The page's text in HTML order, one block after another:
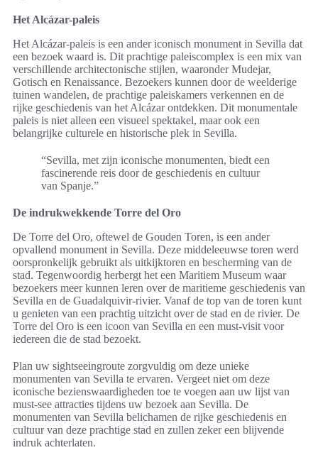
Het Alcázar-paleis
Het Alcázar-paleis is een ander iconisch monument in Sevilla dat
een bezoek waard is. Dit prachtige paleiscomplex is een mix van
verschillende architectonische stijlen, waaronder Mudejar,
Gotisch en Renaissance. Bezoekers kunnen door de weelderige
tuinen wandelen, de prachtige paleiskamers verkennen en de
rijke geschiedenis van het Alcázar ontdekken. Dit monumentale
paleis is niet alleen een visueel spektakel, maar ook een
belangrijke culturele en historische plek in Sevilla.
“Sevilla, met zijn iconische monumenten, biedt een
fascinerende reis door de geschiedenis en cultuur
van Spanje.”
De indrukwekkende Torre del Oro
De Torre del Oro, oftewel de Gouden Toren, is een ander
opvallend monument in Sevilla. Deze middeleeuwse toren werd
oorspronkelijk gebruikt als uitkijktoren en bescherming van de
stad. Tegenwoordig herbergt het een Maritiem Museum waar
bezoekers meer kunnen leren over de maritieme geschiedenis van
Sevilla en de Guadalquivir-rivier. Vanaf de top van de toren kunt
u genieten van een prachtig uitzicht over de stad en de rivier. De
Torre del Oro is een icoon van Sevilla en een must-visit voor
iedereen die de stad bezoekt.
Plan uw sightseeingroute zorgvuldig om deze unieke
monumenten van Sevilla te ervaren. Vergeet niet om deze
iconische bezienswaardigheden toe te voegen aan uw lijst van
must-see attracties tijdens uw bezoek aan Sevilla. De
monumenten van Sevilla belichamen de rijke geschiedenis en
cultuur van deze prachtige stad en zullen zeker een blijvende
indruk achterlaten.